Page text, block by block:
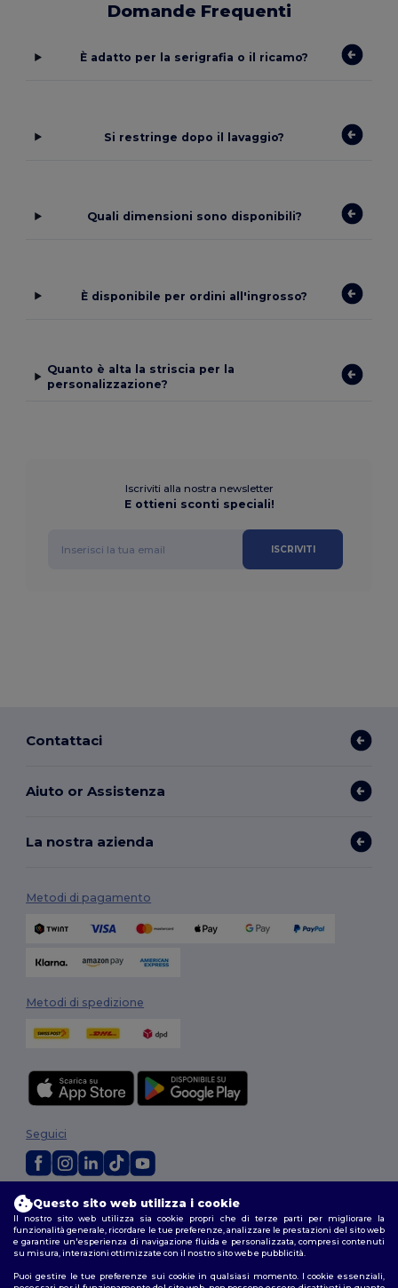
Domande Frequenti
È adatto per la serigrafia o il ricamo?
Si restringe dopo il lavaggio?
Quali dimensioni sono disponibili?
È disponibile per ordini all'ingrosso?
Quanto è alta la striscia per la
personalizzazione?
Iscriviti alla nostra newsletter
E ottieni sconti speciali!
ISCRIVITI
Contattaci
Aiuto or Assistenza
La nostra azienda
Metodi di pagamento
Metodi di spedizione
2026. Tutti i diritti riservati
Termini e Condizioni|Politica di personalizzazione|Informativa sulla
privacy|Politica sui cookie|Site Map
Seguici
Questo sito web utilizza i cookie
Il nostro sito web utilizza sia cookie propri che di terze parti per migliorare la
funzionalità generale, ricordare le tue preferenze, analizzare le prestazioni del sito web
e garantire un'esperienza di navigazione fluida e personalizzata, compresi contenuti
su misura, interazioni ottimizzate con il nostro sito web e pubblicità.
Puoi gestire le tue preferenze sui cookie in qualsiasi momento. I cookie essenziali,